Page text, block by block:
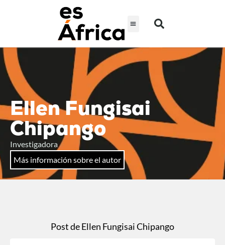
Ellen Fungisai
Chipango
Investigadora
Más información sobre el autor
Post de Ellen Fungisai Chipango